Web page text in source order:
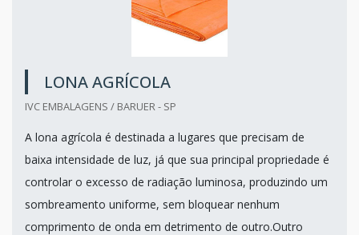
LONA AGRÍCOLA
IVC EMBALAGENS / BARUER - SP
A lona agrícola é destinada a lugares que precisam de
baixa intensidade de luz, já que sua principal propriedade é
controlar o excesso de radiação luminosa, produzindo um
sombreamento uniforme, sem bloquear nenhum
comprimento de onda em detrimento de outro.Outro